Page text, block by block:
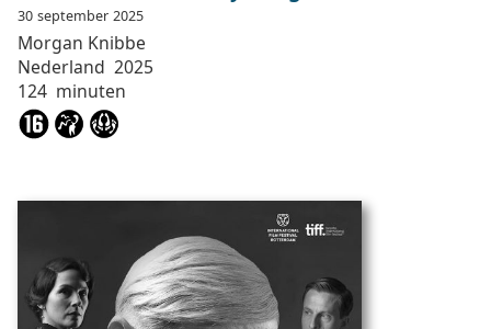
30 september 2025
Morgan Knibbe
Nederland 2025
124 minuten